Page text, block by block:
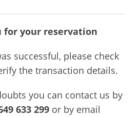
for your reservation
successful, please check
the transaction details.
you can contact us by
633 299 or by email